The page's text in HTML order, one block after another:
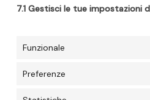
7.1 Gestisci le tue impostazioni
Funzionale
Preferenze